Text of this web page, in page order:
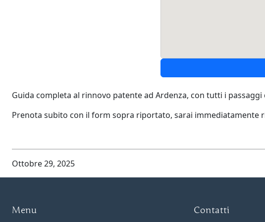
Guida completa al rinnovo patente ad Ardenza, con tutti i passaggi
Prenota subito con il form sopra riportato, sarai immediatamente
Ottobre 29, 2025
Menu Contatti